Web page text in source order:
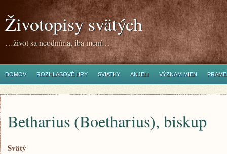
Životopisy svätých
…život sa neodníma, iba mení…
DOMOV ROZHLASOVÉ HRY SVIATKY ANJELI VÝZNAM MIEN
Betharius (Boetharius), biskup
Svätý